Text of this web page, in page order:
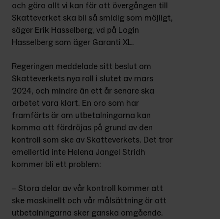
och göra allt vi kan för att övergången till
Skatteverket ska bli så smidig som möjligt,
säger Erik Hasselberg, vd på Login
Hasselberg som äger Garanti XL.
Regeringen meddelade sitt beslut om
Skatteverkets nya roll i slutet av mars
2024, och mindre än ett år senare ska
arbetet vara klart. En oro som har
framförts är om utbetalningarna kan
komma att fördröjas på grund av den
kontroll som ske av Skatteverkets. Det tror
emellertid inte Helena Jangel Stridh
kommer bli ett problem:
– Stora delar av vår kontroll kommer att
ske maskinellt och vår målsättning är att
utbetalningarna sker ganska omgående.